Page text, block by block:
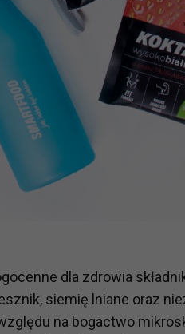
dla zdrowia
siemię lniane oraz
na bogactwo
Twoich danych?
dostępu do danych,
danych osobowych,
Twoich danych?
musi być oparte na
danych w celu
oraz zapewniania ich